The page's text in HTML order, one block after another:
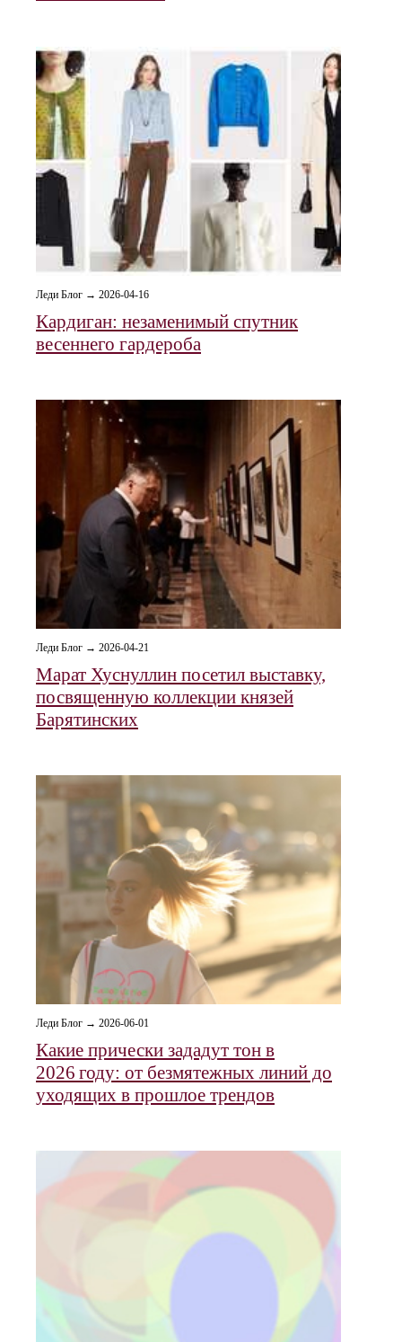
Леди Блог → 2026-04-16
Кардиган: незаменимый спутник
весеннего гардероба
Леди Блог → 2026-04-21
Марат Хуснуллин посетил выставку,
посвященную коллекции князей
Барятинских
Леди Блог → 2026-06-01
Какие прически зададут тон в
2026 году: от безмятежных линий до
уходящих в прошлое трендов